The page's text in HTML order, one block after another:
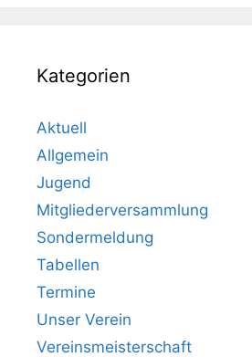
Kategorien
Aktuell
Allgemein
Jugend
Mitgliederversammlung
Sondermeldung
Tabellen
Termine
Unser Verein
Vereinsmeisterschaft